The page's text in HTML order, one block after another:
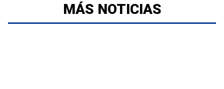
MÁS NOTICIAS